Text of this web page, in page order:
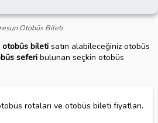
Otobüs Bileti
otobüs biletisatın alabileceğiniz otobüs
seferibulunan seçkin otobüs
rotaları ve otobüs bileti fiyatları.